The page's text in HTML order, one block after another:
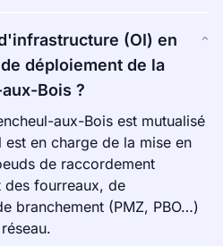
(OI) en
déploiement de la
Bois ?
aux-Bois est mutualisé
en charge de la mise en
de raccordement
fourreaux, de
branchement (PMZ, PBO…)